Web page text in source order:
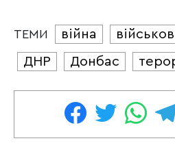
ТЕМИ війна
ДНР
Донбас